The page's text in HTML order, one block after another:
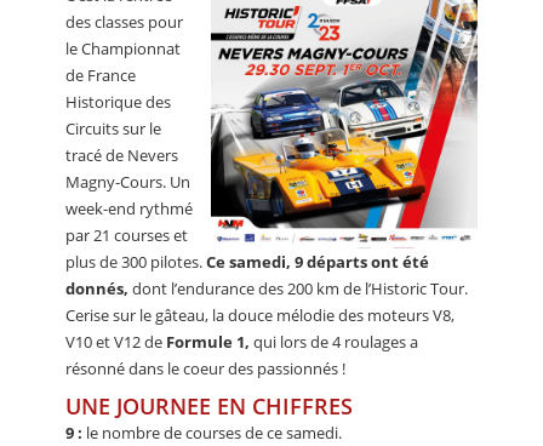
des classes pour
le Championnat
de France
Historique des
Circuits sur le
tracé de Nevers
Magny-Cours. Un
week-end rythmé
par 21 courses et
plus de 300 pilotes.Ce samedi, 9 départs ont été
donnés, dont l’endurance des 200 km de l’Historic Tour.
Cerise sur le gâteau, la douce mélodie des moteurs V8,
V10 et V12 de Formule 1, qui lors de 4 roulages a
résonné dans le coeur des passionnés !
UNE JOURNEE EN CHIFFRES
9 : le nombre de courses de ce samedi.